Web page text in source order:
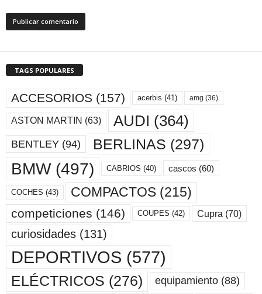
TAGS POPULARES
ACCESORIOS (157) acerbis (41) amg (36)
ASTON MARTIN (63) AUDI (364)
BENTLEY (94) BERLINAS (297)
BMW(497) CABRIOS (40) cascos (60)
COCHES (43) COMPACTOS (215)
competiciones (146) COUPES (42) Cupra (70)
curiosidades (131)
DEPORTIVOS (577)
ELÉCTRICOS (276) equipamiento (88)